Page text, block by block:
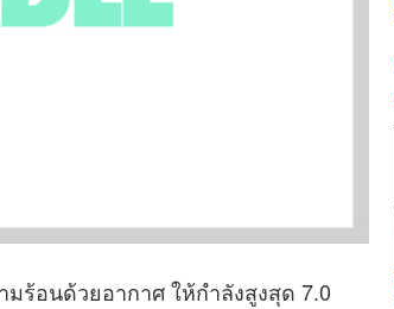
มร้อนด้วยอากาศ ให้กำลังสูงสุด 7.0